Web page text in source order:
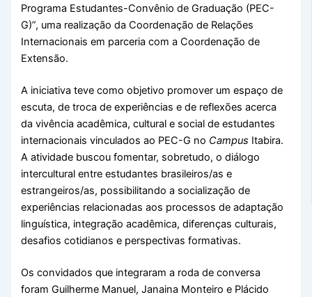
Programa Estudantes-Convênio de Graduação (PEC-
G)”, uma realização da Coordenação de Relações
Internacionais em parceria com a Coordenação de
Extensão.
A iniciativa teve como objetivo promover um espaço de
escuta, de troca de experiências e de reflexões acerca
da vivência acadêmica, cultural e social de estudantes
internacionais vinculados ao PEC-G no Campus Itabira.
A atividade buscou fomentar, sobretudo, o diálogo
intercultural entre estudantes brasileiros/as e
estrangeiros/as, possibilitando a socialização de
experiências relacionadas aos processos de adaptação
linguística, integração acadêmica, diferenças culturais,
desafios cotidianos e perspectivas formativas.
Os convidados que integraram a roda de conversa
foram Guilherme Manuel, Janaina Monteiro e Plácido